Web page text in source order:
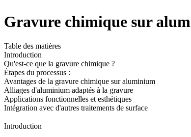
Gravure chimique sur
Table des matières
Introduction
Qu'est-ce que la gravure chimique ?
Étapes du processus :
Avantages de la gravure chimique sur aluminium
Alliages d'aluminium adaptés à la gravure
Applications fonctionnelles et esthétiques
Intégration avec d'autres traitements de surface
Introduction